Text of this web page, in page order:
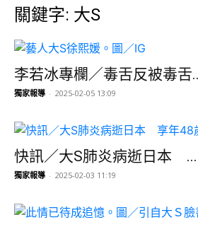
關鍵字: 大S
李若冰專欄／毒舌反被毒舌
獨家報導 - 2025-02-05 13:09
快訊／大S肺炎病逝日本 ...
獨家報導 - 2025-02-03 11:19